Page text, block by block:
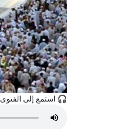
🎧 استمع إلى الفتوى